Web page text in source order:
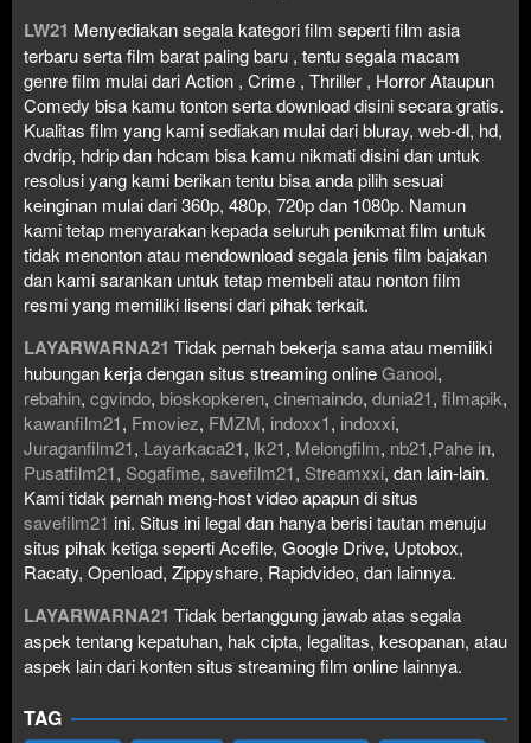
LW21 Menyediakan segala kategori film seperti film asia
terbaru serta film barat paling baru , tentu segala macam
genre film mulai dari Action , Crime , Thriller , Horror Ataupun
Comedy bisa kamu tonton serta download disini secara gratis.
Kualitas film yang kami sediakan mulai dari bluray, web-dl, hd,
dvdrip, hdrip dan hdcam bisa kamu nikmati disini dan untuk
resolusi yang kami berikan tentu bisa anda pilih sesuai
keinginan mulai dari 360p, 480p, 720p dan 1080p. Namun
kami tetap menyarakan kepada seluruh penikmat film untuk
tidak menonton atau mendownload segala jenis film bajakan
dan kami sarankan untuk tetap membeli atau nonton film
resmi yang memiliki lisensi dari pihak terkait.
LAYARWARNA21 Tidak pernah bekerja sama atau memiliki
hubungan kerja dengan situs streaming onlineGanool,
rebahin, cgvindo, bioskopkeren, cinemaindo, dunia21, filmapik,
kawanfilm21, Fmoviez, FMZM, indoxx1, indoxxi,
Juraganfilm21, Layarkaca21, lk21, Melongfilm, nb21,Pahe in,
Pusatfilm21, Sogafime, savefilm21, Streamxxi, dan lain-lain.
Kami tidak pernah meng-host video apapun di situs
savefilm21 ini. Situs ini legal dan hanya berisi tautan menuju
situs pihak ketiga seperti Acefile, Google Drive, Uptobox,
Racaty, Openload, Zippyshare, Rapidvideo, dan lainnya.
LAYARWARNA21 Tidak bertanggung jawab atas segala
aspek tentang kepatuhan, hak cipta, legalitas, kesopanan, atau
aspek lain dari konten situs streaming film online lainnya.
TAG